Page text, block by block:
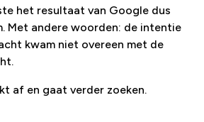
het resultaat van Google dus
Met andere woorden: de intentie
kwam niet overeen met de
af en gaat verder zoeken.